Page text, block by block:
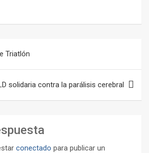
Triatlón
solidaria contra la parálisis cerebral
conectado para publicar un